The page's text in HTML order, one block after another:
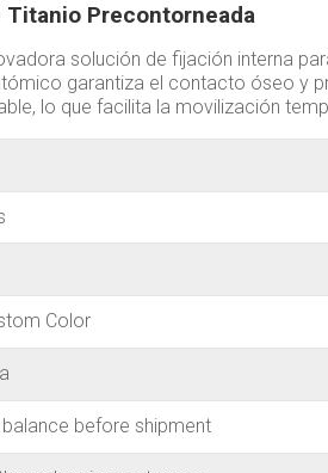
Titanio Precontorneada
solución de fijación interna
garantiza el contacto óseo y
lo que facilita la movilización
Color
before shipment